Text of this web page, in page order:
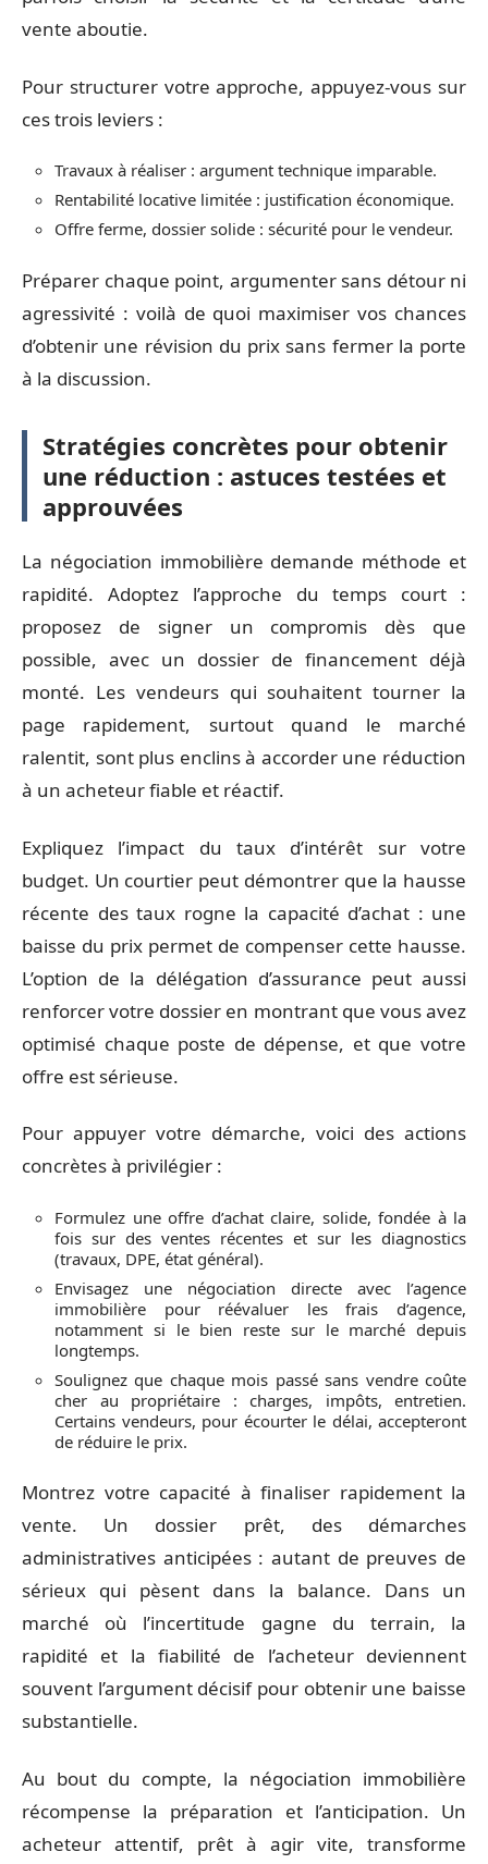
vente aboutie.
Pour structurer votre approche, appuyez-vous sur
ces trois leviers :
Travaux à réaliser : argument technique imparable.
Rentabilité locative limitée : justification économique.
Offre ferme, dossier solide : sécurité pour le vendeur.
Préparer chaque point, argumenter sans détour ni
agressivité : voilà de quoi maximiser vos chances
d’obtenir une révision du prix sans fermer la porte
à la discussion.
Stratégies concrètes pour obtenir
une réduction : astuces testées et
approuvées
La négociation immobilière demande méthode et
rapidité. Adoptez l’approche du temps court :
proposez de signer un compromis dès que
possible, avec un dossier de financement déjà
monté. Les vendeurs qui souhaitent tourner la
page rapidement, surtout quand le marché
ralentit, sont plus enclins à accorder une réduction
à un acheteur fiable et réactif.
Expliquez l’impact du taux d’intérêt sur votre
budget. Un courtier peut démontrer que la hausse
récente des taux rogne la capacité d’achat : une
baisse du prix permet de compenser cette hausse.
L’option de la délégation d’assurance peut aussi
renforcer votre dossier en montrant que vous avez
optimisé chaque poste de dépense, et que votre
offre est sérieuse.
Pour appuyer votre démarche, voici des actions
concrètes à privilégier :
Formulez une offre d’achat claire, solide, fondée à la
fois sur des ventes récentes et sur les diagnostics
(travaux, DPE, état général).
Envisagez une négociation directe avec l’agence
immobilière pour réévaluer les frais d’agence,
notamment si le bien reste sur le marché depuis
longtemps.
Soulignez que chaque mois passé sans vendre coûte
cher au propriétaire : charges, impôts, entretien.
Certains vendeurs, pour écourter le délai, accepteront
de réduire le prix.
Montrez votre capacité à finaliser rapidement la
vente. Un dossier prêt, des démarches
administratives anticipées : autant de preuves de
sérieux qui pèsent dans la balance. Dans un
marché où l’incertitude gagne du terrain, la
rapidité et la fiabilité de l’acheteur deviennent
souvent l’argument décisif pour obtenir une baisse
substantielle.
Au bout du compte, la négociation immobilière
récompense la préparation et l’anticipation. Un
acheteur attentif, prêt à agir vite, transforme